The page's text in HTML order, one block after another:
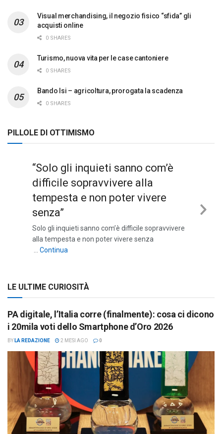
Visual merchandising, il negozio fisico “sfida” gli
acquisti online
0 SHARES
Turismo, nuova vita per le case cantoniere
0 SHARES
Bando Isi – agricoltura, prorogata la scadenza
0 SHARES
PILLOLE DI OTTIMISMO
“Solo gli inquieti sanno com’è
difficile sopravvivere alla
tempesta e non poter vivere
senza”
Solo gli inquieti sanno com’è difficile sopravvivere
alla tempesta e non poter vivere senza
… Continua
LE ULTIME CURIOSITÀ
PA digitale, l’Italia corre (finalmente): cosa ci dicono
i 20mila voti dello Smartphone d’Oro 2026
BY LA REDAZIONE 2 MESI AGO 0